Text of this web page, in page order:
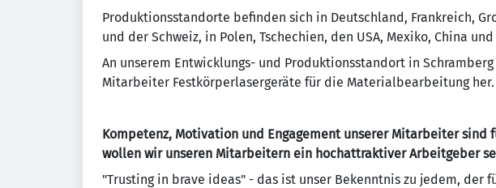
Produktionsstandorte befinden sich in Deutschland, Frankreich,
und der Schweiz, in Polen, Tschechien, den USA, Mexiko, China und
An unserem Entwicklungs- und Produktionsstandort in
Mitarbeiter Festkörperlasergeräte für die Materialbearbeitung her.
Kompetenz, Motivation und Engagement unserer Mitarbeiter sind
wollen wir unseren Mitarbeitern ein hochattraktiver Arbeitgeber
"Trusting in brave ideas" - das ist unser Bekenntnis zu jedem, der